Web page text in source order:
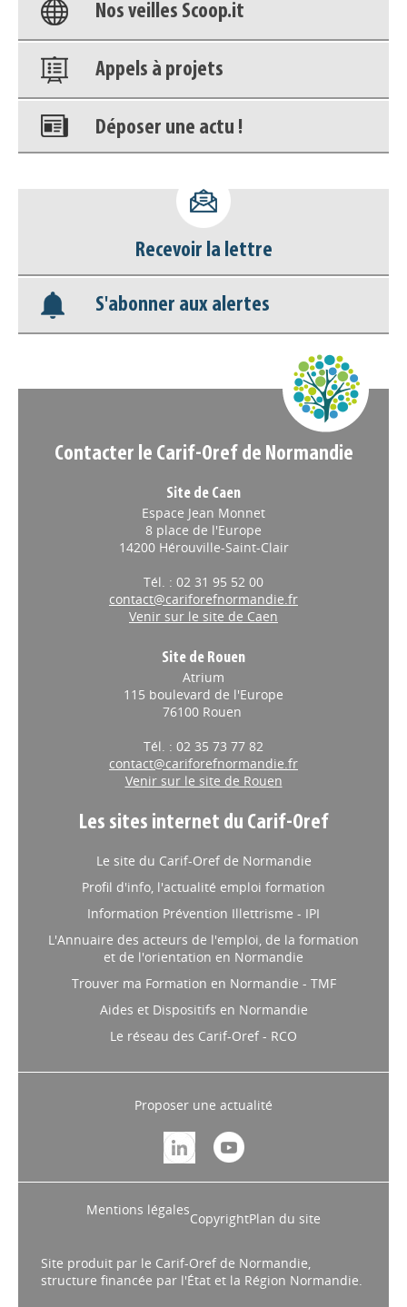
Nos veilles Scoop.it
Appels à projets
Déposer une actu !
déconnecter)
Base documentaire
Nos veilles Scoop.it
Recevoir la lettre
S'abonner aux alertes
Contacter le Carif-Oref de Normandie
Site de Caen
Espace Jean Monnet
8 place de l'Europe
14200 Hérouville-Saint-Clair
Tél. : 02 31 95 52 00
contact@cariforefnormandie.fr
Venir sur le site de Caen
Site de Rouen
Atrium
115 boulevard de l'Europe
76100 Rouen
Tél. : 02 35 73 77 82
contact@cariforefnormandie.fr
Venir sur le site de Rouen
Les sites internet du Carif-Oref
Le site du Carif-Oref de Normandie
Profil d'info, l'actualité emploi formation
Information Prévention Illettrisme - IPI
L'Annuaire des acteurs de l'emploi, de la formation
et de l'orientation en Normandie
Trouver ma Formation en Normandie - TMF
Aides et Dispositifs en Normandie
Le réseau des Carif-Oref - RCO
Proposer une actualité
Mentions légales
CopyrightPlan du site
Site produit par le Carif-Oref de Normandie,
structure financée par l'État et la Région Normandie.